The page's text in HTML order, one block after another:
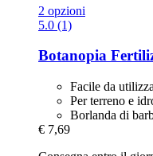
2 opzioni
5.0 (1)
Botanopia
Facile da
Per terreno e
Borlanda di
€ 7,69